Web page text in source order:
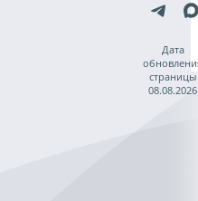
Дата
страницы
08.08.2026